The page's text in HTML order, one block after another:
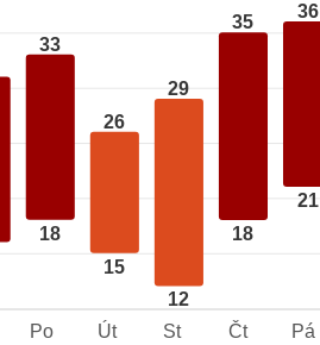
33
18
26
15
29
12
35
18
36
21
Po Út St Čt Pá